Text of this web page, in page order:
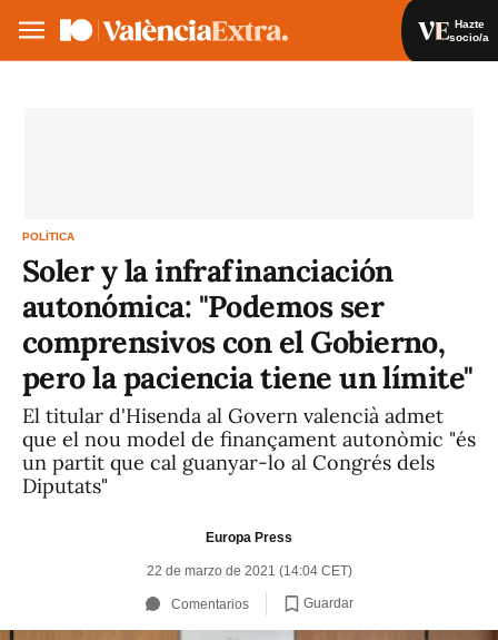
Hazte
socio/a
POLÍTICA
Soler y la infrafinanciación
autonómica: "Podemos ser
comprensivos con el Gobierno,
pero la paciencia tiene un límite"
El titular d'Hisenda al Govern valencià admet
que el nou model de finançament autonòmic "és
un partit que cal guanyar-lo al Congrés dels
Diputats"
Europa Press
22 de marzo de 2021 (14:04 CET)
Comentarios Guardar